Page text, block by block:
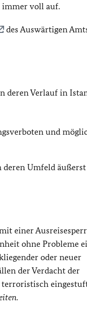
immer voll auf.
des Auswärtigen
deren Verlauf in
und
deren Umfeld äußerst
einer
ohne Probleme
oder neuer
der Verdacht der
terroristisch
.